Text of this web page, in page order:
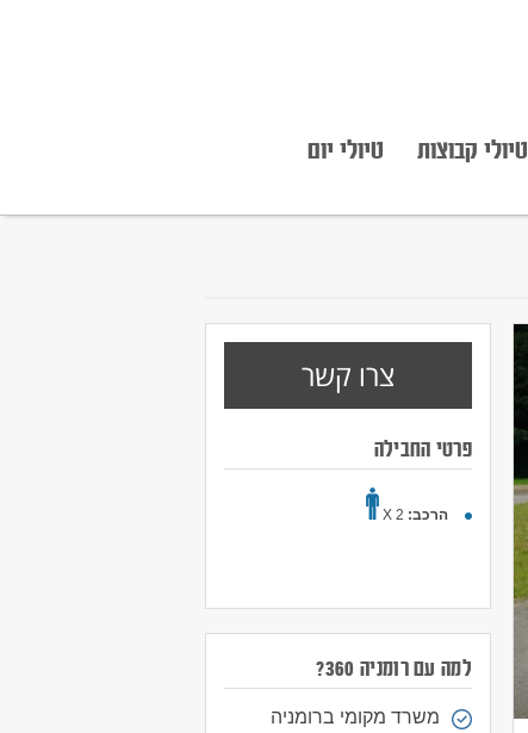
טיולי קבוצות
טיולי יום
צרו קשר
פרטי החבילה
הרכב: 2 X
למה עם רומניה 360?
משרד מקומי ברומניה